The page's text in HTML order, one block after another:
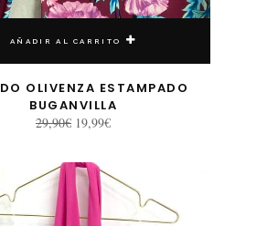
AÑADIR AL CARRITO
OLIVENZA ESTAMPADO
BUGANVILLA
29,90€ El
precio
era:
29,90€.
19,99€El
19,99€.